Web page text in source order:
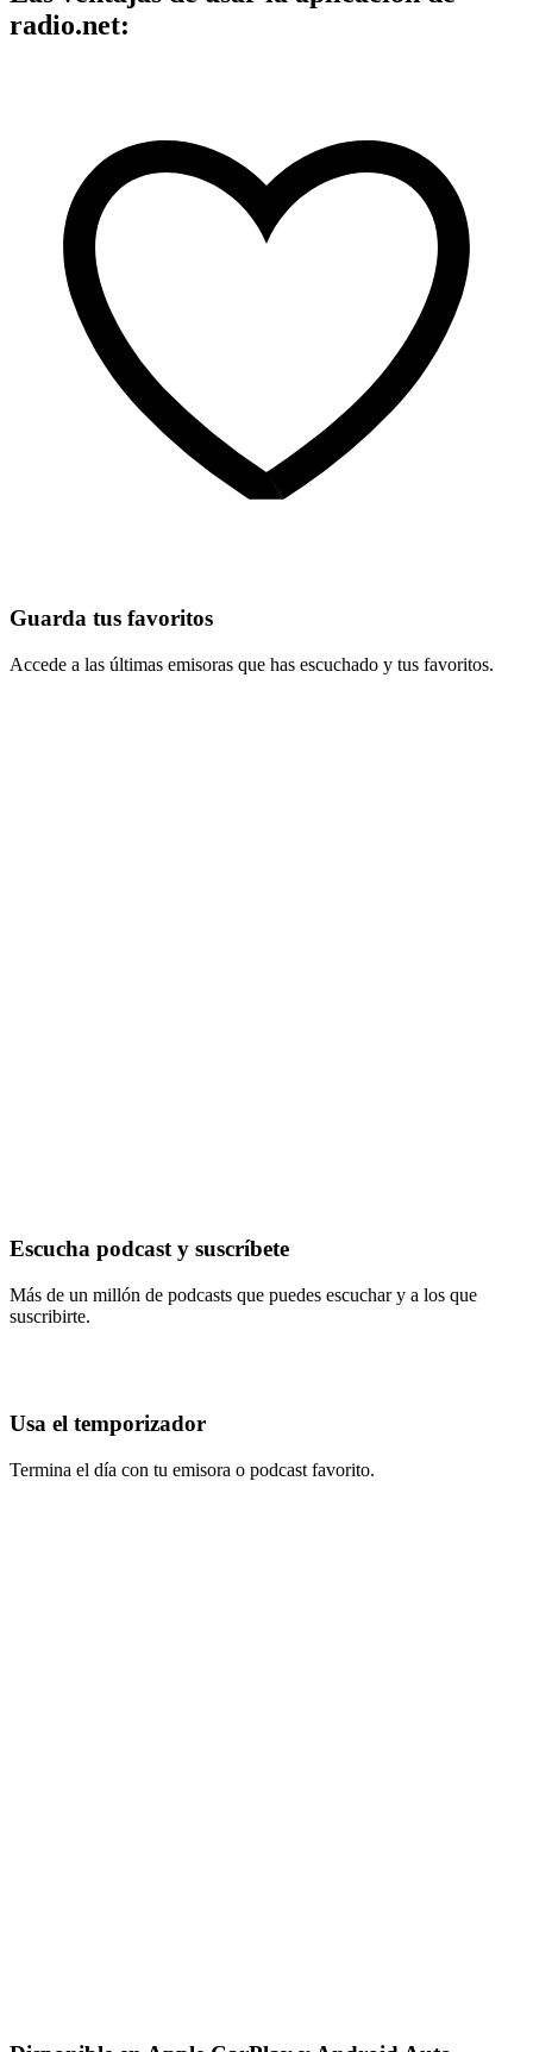
radio.net:
Guarda tus favoritos
Accede a las últimas emisoras que has escuchado y tus favoritos.
Escucha podcast y suscríbete
Más de un millón de podcasts que puedes escuchar y a los que
suscribirte.
Usa el temporizador
Termina el día con tu emisora o podcast favorito.